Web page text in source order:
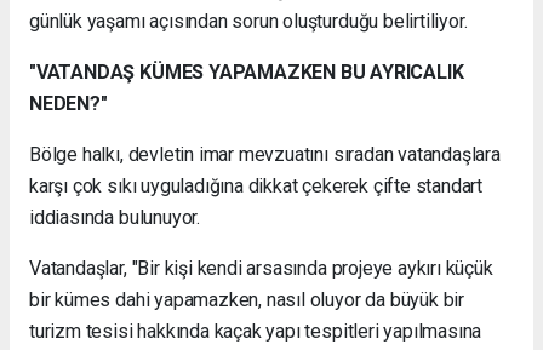
günlük yaşamı açısından sorun oluşturduğu belirtiliyor.
"VATANDAŞ KÜMES YAPAMAZKEN BU AYRICALIK
NEDEN?"
Bölge halkı, devletin imar mevzuatını sıradan vatandaşlara
karşı çok sıkı uyguladığına dikkat çekerek çifte standart
iddiasında bulunuyor.
Vatandaşlar, "Bir kişi kendi arsasında projeye aykırı küçük
bir kümes dahi yapamazken, nasıl oluyor da büyük bir
turizm tesisi hakkında kaçak yapı tespitleri yapılmasına